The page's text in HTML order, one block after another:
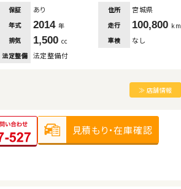
保証 あり 住所 宮城県
年式 2014 年 走行 100,800 km
排気
1,500 cc 車検 なし
法定整備 法定整備付
≫ 店舗情報
見積もり・在庫確認